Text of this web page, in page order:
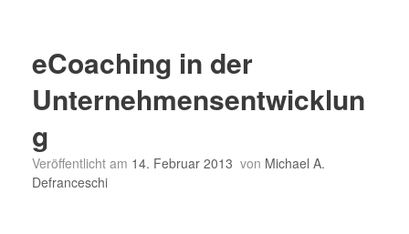
eCoaching in der
Unternehmensentwicklun
g
Veröffentlicht am 14. Februar 2013 von Michael A.
Defranceschi